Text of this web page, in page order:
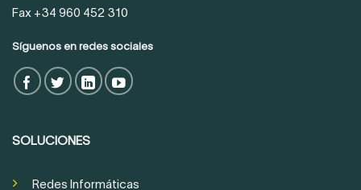
Fax +34 960 452 310
Síguenos en redes sociales
SOLUCIONES
Redes Informáticas